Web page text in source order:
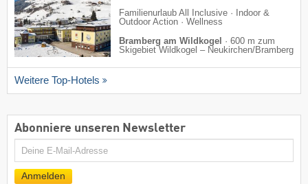
Familienurlaub All Inclusive · Indoor &
Outdoor Action · Wellness
Bramberg am Wildkogel
· 600 m zum
Skigebiet Wildkogel – Neukirchen/​Bramberg
Weitere Top-Hotels
Abonniere unseren Newsletter
E-
Anmelden